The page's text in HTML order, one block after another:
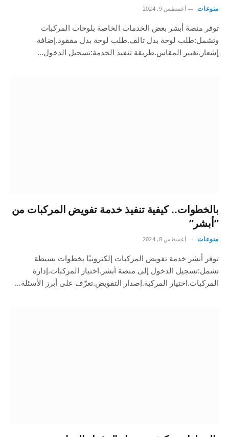
منوعات أغسطس 9, 2024
توفر منصة أبشر بعض الخدمات الخاصة بلوحات المركبات
وتشمل:طلب لوحة بدل تالف.طلب لوحة بدل مفقود.إضافة
إشعار.تغيير المقاس.طريقة تنفيذ الخدمة:تسجيل الدخول…
بالخطوات.. كيفية تنفيذ خدمة تفويض المركبات من
“أبشر”
منوعات أغسطس 8, 2024
توفر أبشر خدمة تفويض المركبات إلكترونيًا بخطوات بسيطة
تشمل:تسجيل الدخول إلى منصة أبشر.اختيار المركبات.إدارة
المركبات.اختيار المركبة.إصدار التفويض.تعرّف على أبرز الأسئلة…